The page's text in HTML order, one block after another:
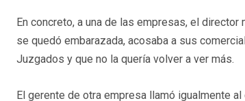
En concreto, a una de las empresas, el
se quedó embarazada, acosaba a sus
Juzgados y que no la quería volver a ver más.
El gerente de otra empresa llamó igualmente